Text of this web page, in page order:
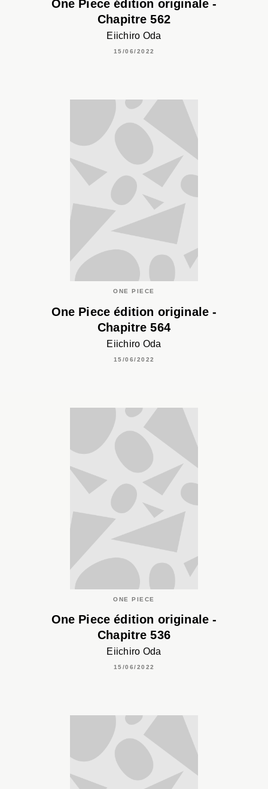
One Piece édition originale -
Chapitre 562
Eiichiro Oda
15/06/2022
ONE PIECE
One Piece édition originale -
Chapitre 564
Eiichiro Oda
15/06/2022
ONE PIECE
One Piece édition originale -
Chapitre 536
Eiichiro Oda
15/06/2022